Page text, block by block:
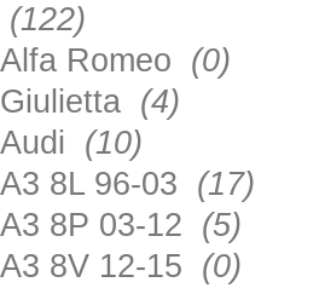
(122)
Alfa Romeo (0)
Giulietta (4)
Audi (10)
A3 8L 96-03 (17)
A3 8P 03-12 (5)
A3 8V 12-15 (0)